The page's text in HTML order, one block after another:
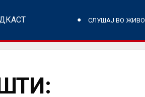
СЛУШАЈ ВО ЖИВО